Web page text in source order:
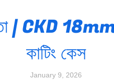
| CKD 18mm
কাটিং কেস
January 9, 2026